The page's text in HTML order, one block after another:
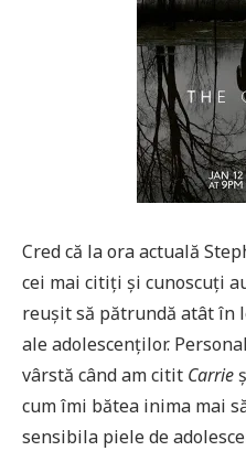
Cred că la ora actuală
cei mai citiți și cunoscuți
reușit să pătrundă atât în
ale adolescenților.
vârstă când am citit Carrie
cum îmi bătea inima mai
sensibila piele de